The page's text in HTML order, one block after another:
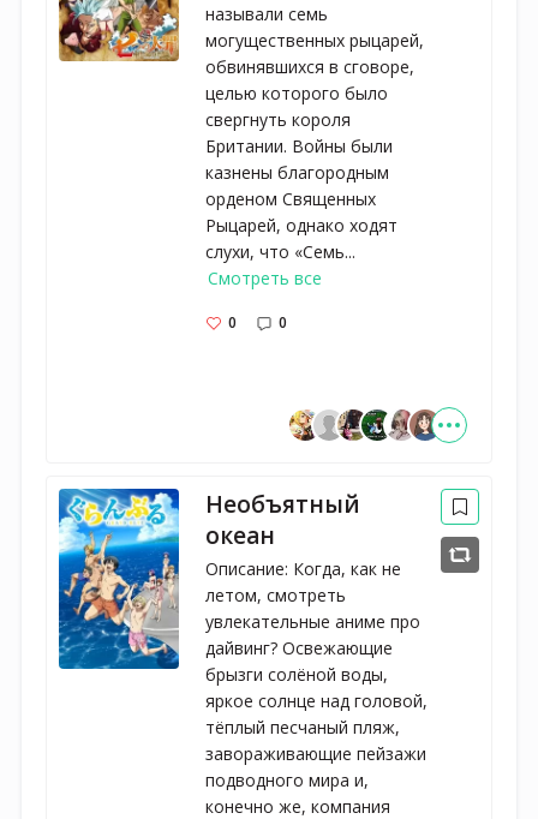
называли семь
могущественных рыцарей,
обвинявшихся в сговоре,
целью которого было
свергнуть короля
Британии. Войны были
казнены благородным
орденом Священных
Рыцарей, однако ходят
слухи, что «Семь...
Смотреть все
0 0
Необъятный
океан
Описание: Когда, как не
летом, смотреть
увлекательные аниме про
дайвинг? Освежающие
брызги солёной воды,
яркое солнце над головой,
тёплый песчаный пляж,
завораживающие пейзажи
подводного мира и,
конечно же, компания